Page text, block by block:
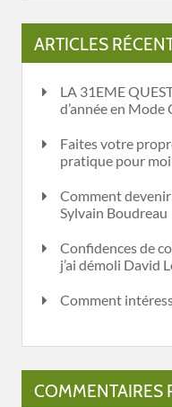
ARTICLES
LA 31EME
d’année en Mode
Faites votre
pratique pour moi
Comment
Sylvain Boudreau
Confidences de
j’ai démoli David
Comment
COMMENTAIRES